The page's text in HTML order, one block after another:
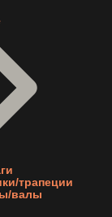
трапеции
валы